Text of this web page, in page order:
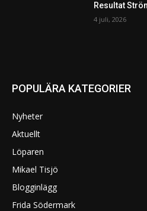
Resultat
4 juli, 2026
POPULÄRA KATEGORIER
Nyheter
Aktuellt
Löparen
Mikael Tisjö
Blogginlägg
Frida Södermark